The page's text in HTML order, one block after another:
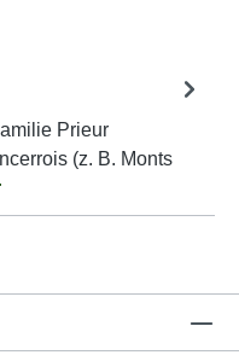
Prieur
(z. B. Monts